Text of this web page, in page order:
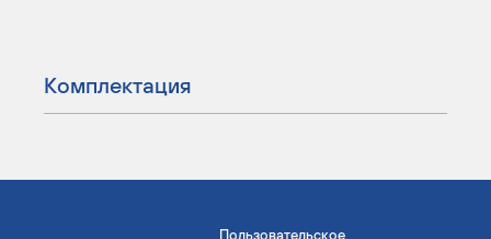
Комплектация
Пользовательское